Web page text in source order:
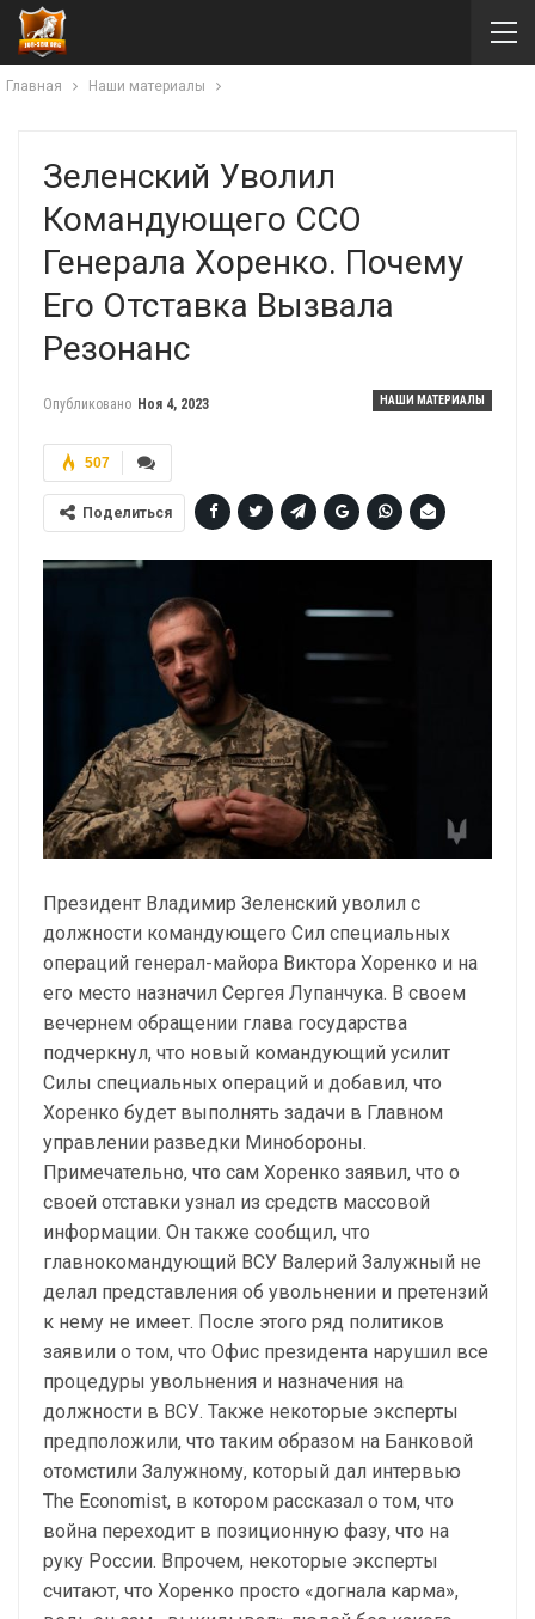
Главная Наши материалы
Зеленский Уволил
Командующего ССО
Генерала Хоренко. Почему
Его Отставка Вызвала
Резонанс
НАШИ МАТЕРИАЛЫ
Опубликовано Ноя 4, 2023
507
Поделиться
Президент Владимир Зеленский уволил с
должности командующего Сил специальных
операций генерал-майора Виктора Хоренко и на
его место назначил Сергея Лупанчука. В своем
вечернем обращении глава государства
подчеркнул, что новый командующий усилит
Силы специальных операций и добавил, что
Хоренко будет выполнять задачи в Главном
управлении разведки Минобороны.
Примечательно, что сам Хоренко заявил, что о
своей отставки узнал из средств массовой
информации. Он также сообщил, что
главнокомандующий ВСУ Валерий Залужный не
делал представления об увольнении и претензий
к нему не имеет. После этого ряд политиков
заявили о том, что Офис президента нарушил все
процедуры увольнения и назначения на
должности в ВСУ. Также некоторые эксперты
предположили, что таким образом на Банковой
отомстили Залужному, который дал интервью
The Economist, в котором рассказал о том, что
война переходит в позиционную фазу, что на
руку России. Впрочем, некоторые эксперты
считают, что Хоренко просто «догнала карма»,